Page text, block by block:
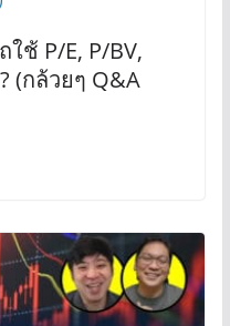
ช้ P/E, P/BV,
(กล้วยๆ Q&A